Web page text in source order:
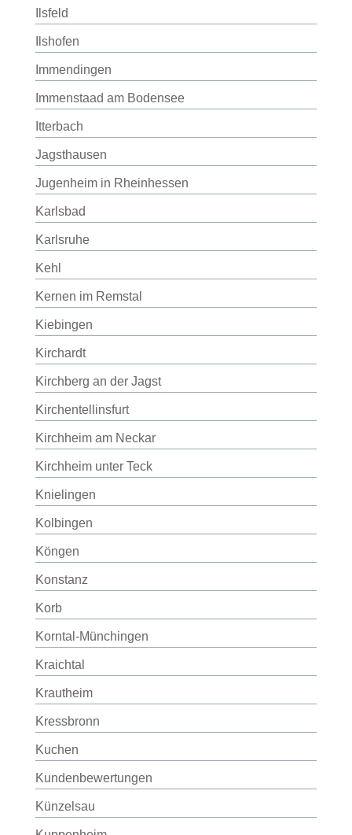
Ilsfeld
Ilshofen
Immendingen
Immenstaad am Bodensee
Itterbach
Jagsthausen
Jugenheim in Rheinhessen
Karlsbad
Karlsruhe
Kehl
Kernen im Remstal
Kiebingen
Kirchardt
Kirchberg an der Jagst
Kirchentellinsfurt
Kirchheim am Neckar
Kirchheim unter Teck
Knielingen
Kolbingen
Köngen
Konstanz
Korb
Korntal-Münchingen
Kraichtal
Krautheim
Kressbronn
Kuchen
Kundenbewertungen
Künzelsau